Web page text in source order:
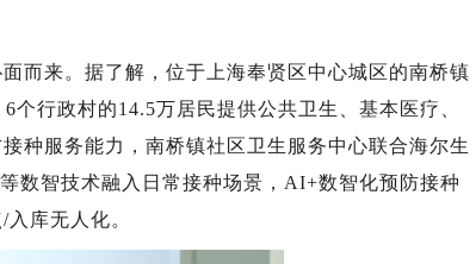
来。据了解，位于上海奉贤区中心城区的南桥镇
行政村的14.5万居民提供公共卫生、基本医疗、
种服务能力，南桥镇社区卫生服务中心联合海尔生
数智技术融入日常接种场景，AI+数智化预防接种
库无人化。